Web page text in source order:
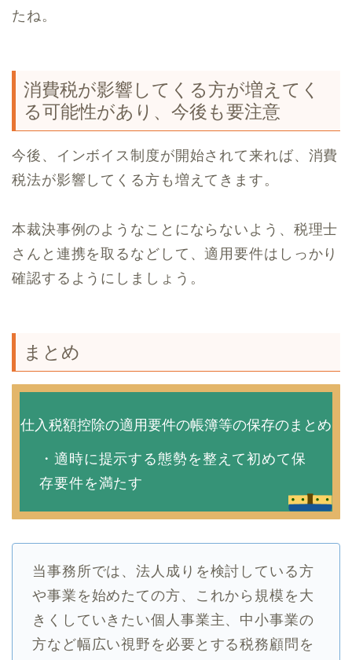
たね。
消費税が影響してくる方が増えてく
る可能性があり、今後も要注意
今後、インボイス制度が開始されて来れば、消費
税法が影響してくる方も増えてきます。
本裁決事例のようなことにならないよう、税理士
さんと連携を取るなどして、適用要件はしっかり
確認するようにしましょう。
まとめ
仕入税額控除の適用要件の帳簿等の保存のまとめ
・適時に提示する態勢を整えて初めて保
存要件を満たす
当事務所では、法人成りを検討している方
や事業を始めたての方、これから規模を大
きくしていきたい個人事業主、中小事業の
方など幅広い視野を必要とする税務顧問を